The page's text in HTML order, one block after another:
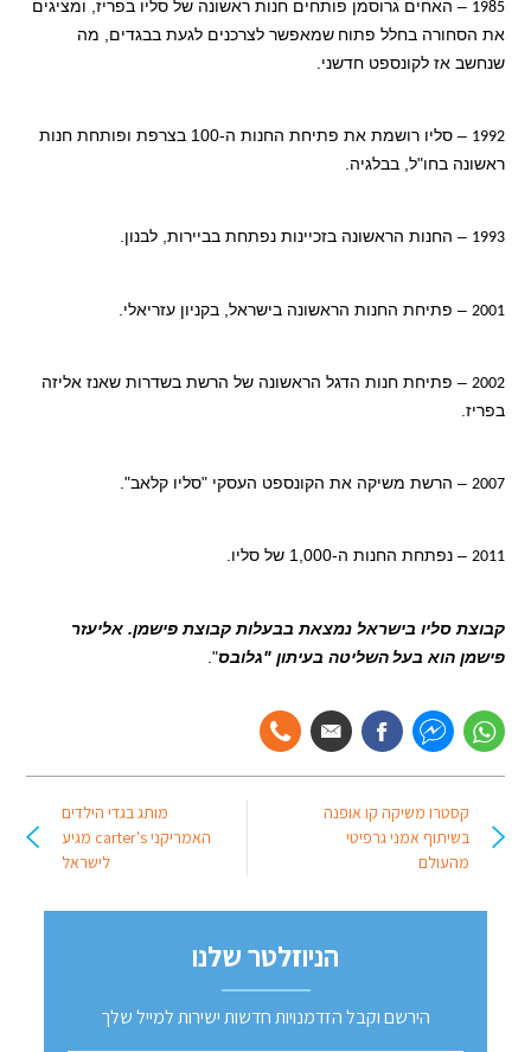
1985 – האחים גרוסמן פותחים חנות ראשונה של סליו בפריז, ומציגים
את הסחורה בחלל פתוח שמאפשר לצרכנים לגעת בבגדים, מה
שנחשב אז לקונספט חדשני.
1992
– סליו רושמת את פתיחת החנות ה-100 בצרפת ופותחת חנות
ראשונה בחו"ל, בבלגיה.
1993 – החנות הראשונה בזכיינות נפתחת בביירות, לבנון.
2001 – פתיחת החנות הראשונה בישראל, בקניון עזריאלי.
2002 – פתיחת חנות הדגל הראשונה של הרשת בשדרות שאנז אליזה
בפריז.
2007 – הרשת משיקה את הקונספט העסקי "סליו קלאב".
2011 – נפתחת החנות ה-1,000 של סליו.
קבוצת סליו בישראל נמצאת בבעלות קבוצת פישמן. אליעזר
פישמן הוא בעל השליטה בעיתון "גלובס".
קסטרו משיקה קו אופנה
בשיתוף אמני גרפיטי
מהעולם
מותג בגדי הילדים
האמריקני carter's מגיע
לישראל
הניוזלטר שלנו
הירשם וקבל הזדמנויות חדשות ישירות למייל שלך